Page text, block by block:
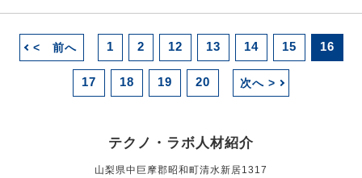
< 前へ 1 2 12 13 14 15 16
17 18 19 20 次へ >
テクノ・ラボ人材紹介
山梨県中巨摩郡昭和町清水新居1317